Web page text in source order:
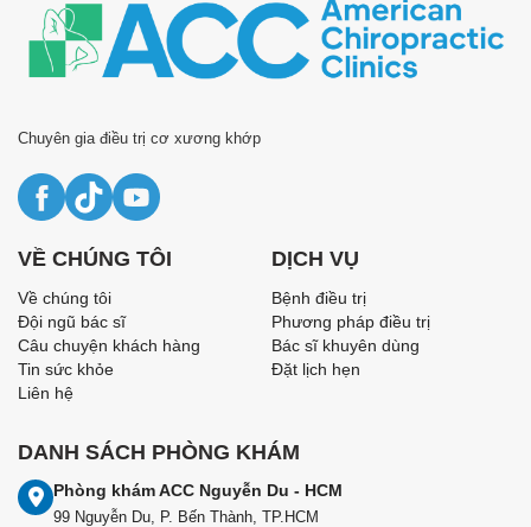
Chuyên gia điều trị cơ xương khớp
DANH SÁCH PHÒNG KHÁM
Phòng khám ACC Nguyễn Du - HCM
99 Nguyễn Du, P. Bến Thành, TP.HCM
VỀ CHÚNG TÔI
Về chúng tôi
Đội ngũ bác sĩ
Câu chuyện khách hàng
Tin sức khỏe
Liên hệ
DỊCH VỤ
Bệnh điều trị
Phương pháp điều trị
Bác sĩ khuyên dùng
Đặt lịch hẹn